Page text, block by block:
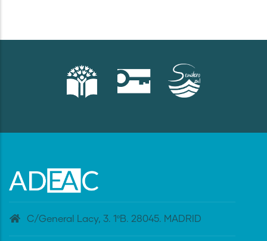
C/General Lacy, 3. 1ºB. 28045. MADRID